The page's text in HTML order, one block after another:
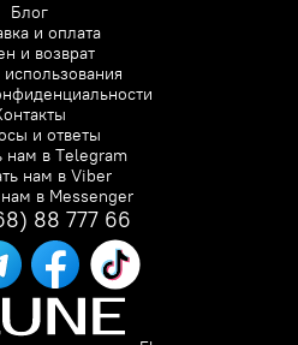
Блог
и оплата
и возврат
и ответы
нам в Telegram
нам в Viber
в Messenger
88 777 66